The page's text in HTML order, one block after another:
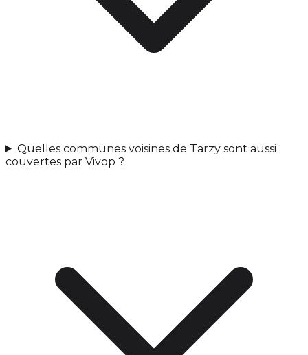
Quelles communes voisines de Tarzy sont aussi
couvertes par Vivop ?